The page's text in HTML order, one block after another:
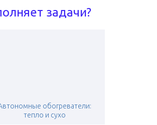
задачи?
обогреватели:
тепло и сухо